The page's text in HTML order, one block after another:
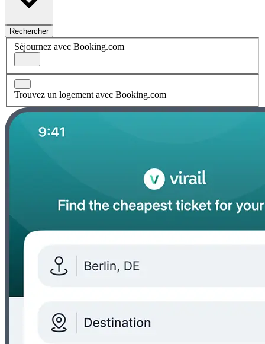
Rechercher
Séjournez avec Booking.com
Trouvez un logement avec Booking.com